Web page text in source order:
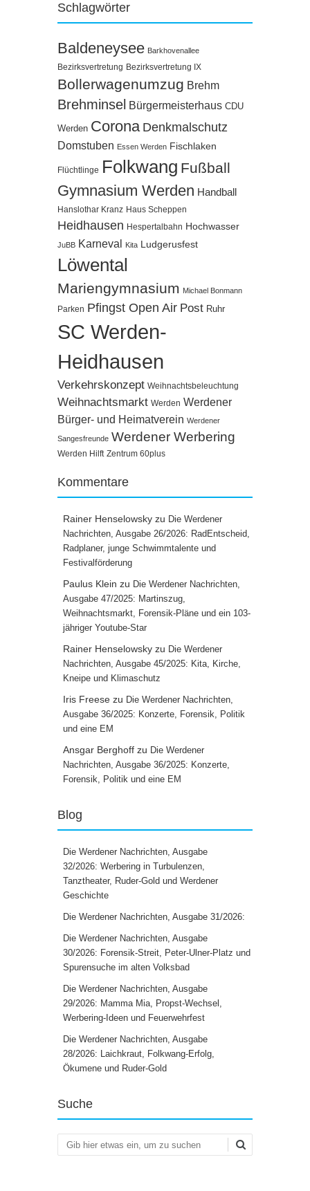
Schlagwörter
Baldeneysee Barkhovenallee
Bezirksvertretung Bezirksvertretung IX
Bollerwagenumzug Brehm
Brehminsel Bürgermeisterhaus CDU
Werden Corona Denkmalschutz
Domstuben Essen Werden Fischlaken
Flüchtlinge Folkwang Fußball
Gymnasium Werden Handball
Hanslothar Kranz Haus Scheppen
Heidhausen Hespertalbahn Hochwasser
JuBB Karneval Kita Ludgerusfest
Löwental
Mariengymnasium Michael Bonmann
Parken Pfingst Open Air Post Ruhr
SC Werden-
Heidhausen
Verkehrskonzept Weihnachtsbeleuchtung
Weihnachtsmarkt Werden Werdener
Bürger- und Heimatverein Werdener
Sangesfreunde Werdener Werbering
Werden Hilft Zentrum 60plus
Kommentare
Rainer Henselowsky zu Die Werdener
Nachrichten, Ausgabe 26/2026: RadEntscheid,
Radplaner, junge Schwimmtalente und
Festivalförderung
Paulus Klein zu Die Werdener Nachrichten,
Ausgabe 47/2025: Martinszug,
Weihnachtsmarkt, Forensik-Pläne und ein 103-
jähriger Youtube-Star
Rainer Henselowsky zu Die Werdener
Nachrichten, Ausgabe 45/2025: Kita, Kirche,
Kneipe und Klimaschutz
Iris Freese zu Die Werdener Nachrichten,
Ausgabe 36/2025: Konzerte, Forensik, Politik
und eine EM
Ansgar Berghoff zu Die Werdener
Nachrichten, Ausgabe 36/2025: Konzerte,
Forensik, Politik und eine EM
Blog
Die Werdener Nachrichten, Ausgabe
32/2026: Werbering in Turbulenzen,
Tanztheater, Ruder-Gold und Werdener
Geschichte
Die Werdener Nachrichten, Ausgabe 31/2026:
Die Werdener Nachrichten, Ausgabe
30/2026: Forensik-Streit, Peter-Ulner-Platz und
Spurensuche im alten Volksbad
Die Werdener Nachrichten, Ausgabe
29/2026: Mamma Mia, Propst-Wechsel,
Werbering-Ideen und Feuerwehrfest
Die Werdener Nachrichten, Ausgabe
28/2026: Laichkraut, Folkwang-Erfolg,
Ökumene und Ruder-Gold
Suche
Suchen